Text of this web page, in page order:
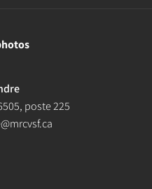
, poste 225